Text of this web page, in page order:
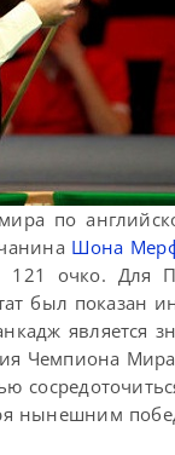
по
Шона
121 очко. Для
был показан
является
Чемпиона
нынешним